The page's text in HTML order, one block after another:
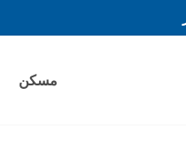
مسكن